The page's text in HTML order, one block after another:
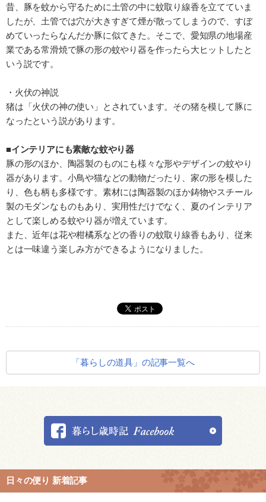
昔、豚を蚊から守るために土管の中に蚊取り線香を立てていま
したが、土管では穴が大きすぎて煙が散ってしまうので、すぼ
めていったらなんだか豚に似てきた。そこで、愛知県の地場産
業である常滑焼で豚の形の蚊やり器を作ったら大ヒットしたと
いう説です。
・火伏の神説
猪は「火伏の神の使い」とされています。その猪を模して豚に
なったという説があります。
■インテリアにも素敵な蚊やり器
豚の形のほか、陶器製のものにも様々な形やデザインの蚊やり
器があります。小鳥や猫などの動物だったり、家の形を模した
り、色も柄も多様です。素材には陶器製のほか鋳物やスチール
製のモダンなものもあり、実用性だけでなく、夏のインテリア
として楽しめる蚊やり器が増えています。
また、近年は花や柑橘系などの香りの蚊取り線香もあり、従来
とは一味違う楽しみ方ができるようになりました。
「暮らしの道具」の記事一覧へ
日々の便り 新着記事